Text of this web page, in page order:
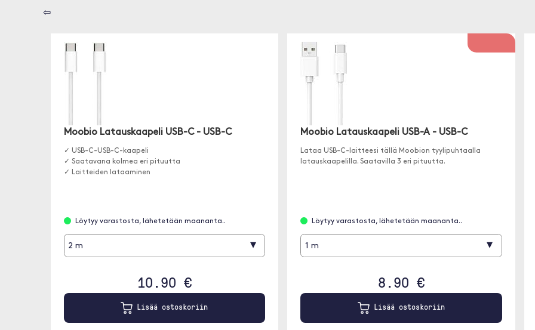
⇦
Moobio Latauskaapeli USB-C - USB-C
✓ USB-C-USB-C-kaapeli
✓ Saatavana kolmea eri pituutta
✓ Laitteiden lataaminen
Löytyy varastosta, lähetetään maananta..
2 m ▾
10.90 €
Lisää ostoskoriin
Moobio Latauskaapeli USB-A - USB-C
Lataa USB-C-laitteesi tällä Moobion tyylipuhtaalla
latauskaapelilla. Saatavilla 3 eri pituutta.
Löytyy varastosta, lähetetään maananta..
1 m ▾
8.90 €
Lisää ostoskoriin